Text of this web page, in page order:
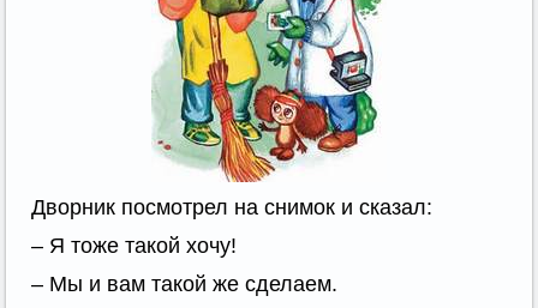
Дворник посмотрел на снимок и сказал:
– Я тоже такой хочу!
– Мы и вам такой же сделаем.